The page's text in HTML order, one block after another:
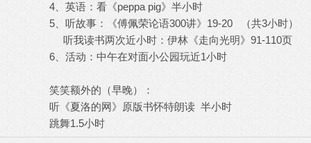
4、英语：看《peppa pig》半小时
5、听故事：《傅佩荣论语300讲》19-20 （共3小时）
听我读书两次近小时：伊林《走向光明》91-110页
6、活动：中午在对面小公园玩近1小时
笑笑额外的（早晚）：
听《夏洛的网》原版书怀特朗读 半小时
跳舞1.5小时